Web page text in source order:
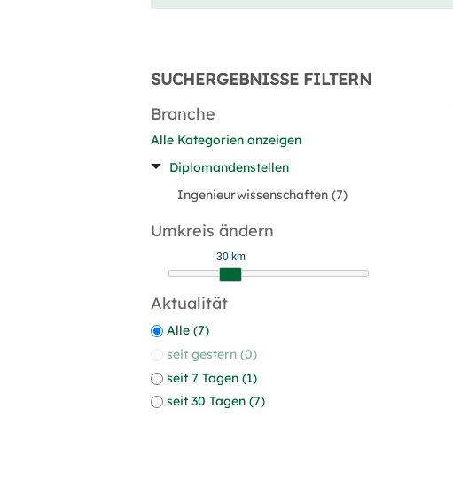
SUCHERGEBNISSE FILTERN
Branche
Alle Kategorien anzeigen
Diplomandenstellen
Ingenieurwissenschaften (7)
Umkreis ändern
30 km
Aktualität
Alle (7)
seit gestern (0)
seit 7 Tagen (1)
seit 30 Tagen (7)